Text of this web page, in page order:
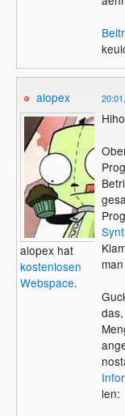
alopex
alopex hat
kostenlosen
Webspace.
len: